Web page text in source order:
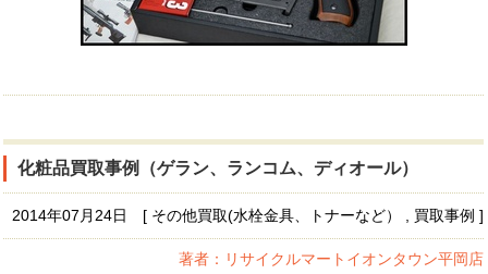
化粧品買取事例（ゲラン、ランコム、ディオール）
2014年07月24日 [ その他買取(水栓金具、トナーなど） , 買取事例 ]
著者：リサイクルマートイオンタウン平岡店